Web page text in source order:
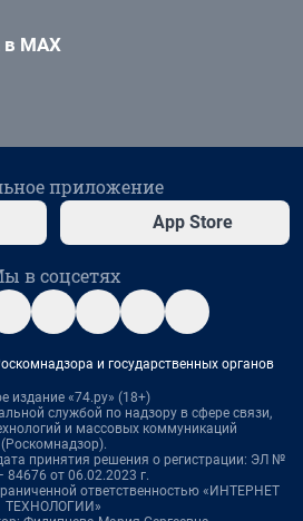
MAX
приложение
App Store
в соцсетях
и государственных органов
издание «74.ру» (18+)
службой по надзору в сфере связи,
и массовых коммуникаций
(Роскомнадзор).
принятия решения о регистрации: ЭЛ №
84676 от 06.02.2023 г.
ответственностью «ИНТЕРНЕТ
ТЕХНОЛОГИИ»